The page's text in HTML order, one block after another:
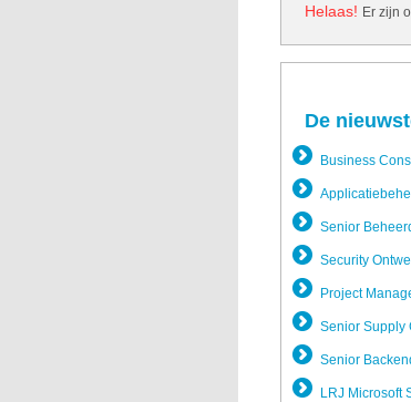
Helaas! Er zijn
De
Business
Senior
Security
Project
Senior Supply
Senior
LRJ Microsoft